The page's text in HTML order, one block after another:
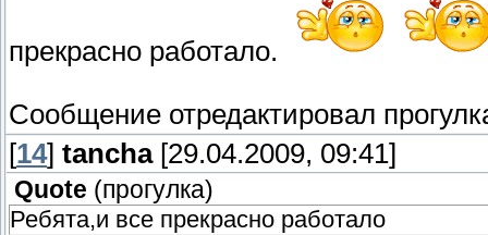
прекрасно работало.
Сообщение отредактировал
[14] tancha[29.04.2009, 09:41]
Quote (прогулка)
Ребята,и все прекрасно работало